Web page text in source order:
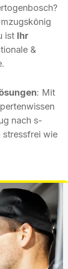
ist Ihr
&
: Mit
nach s-
stressfrei wie